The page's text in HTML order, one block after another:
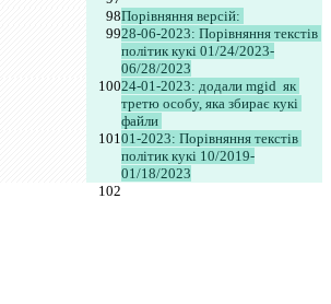
Порівняння версій:
28-06-2023: Порівняння текстів
політик кукі 01/24/2023-
06/28/2023
24-01-2023: додали mgid  як
третю особу, яка збирає кукі
файли
01-2023: Порівняння текстів
політик кукі 10/2019-
01/18/2023